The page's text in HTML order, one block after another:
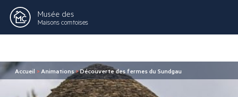
Musée des
Maisons comtoises
Accueil > Animations>Découverte des fermes du Sundgau